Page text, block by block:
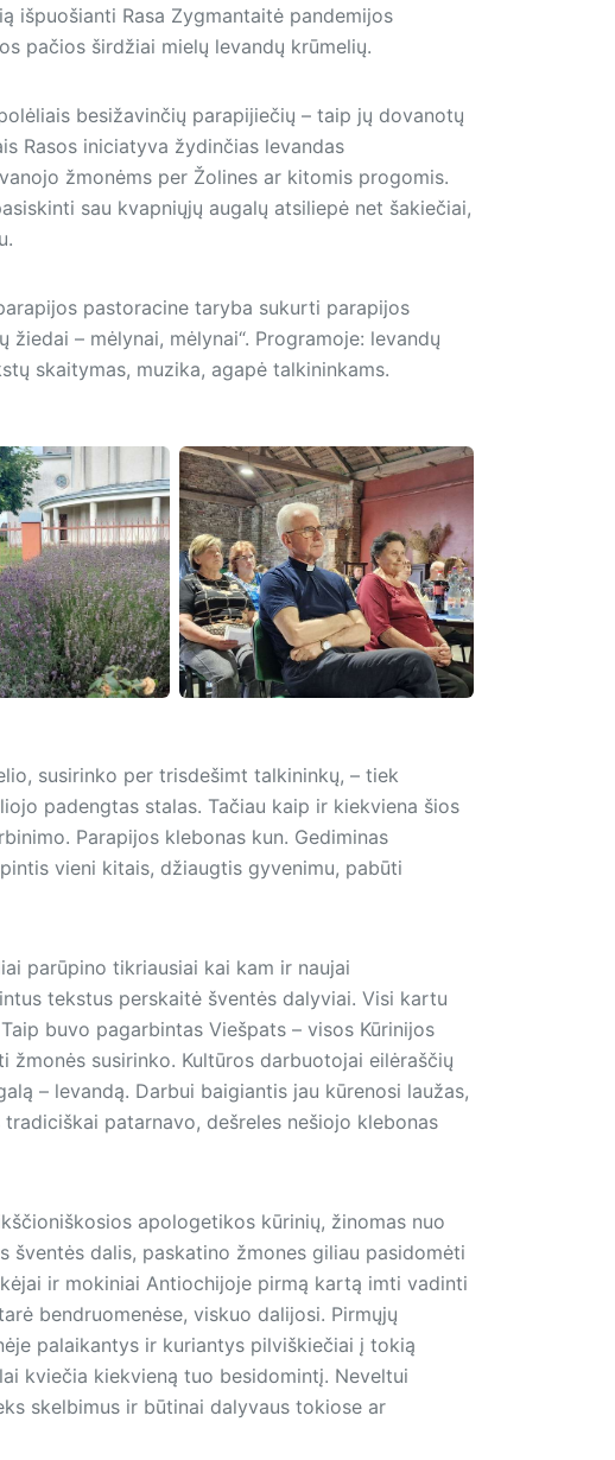
išpuošianti Rasa Zygmantaitė pandemijos
pačios širdžiai mielų levandų krūmelių.
besižavinčių parapijiečių – taip jų dovanotų
Rasos iniciatyva žydinčias levandas
žmonėms per Žolines ar kitomis progomis.
sau kvapniųjų augalų atsiliepė net šakiečiai,
pastoracine taryba sukurti parapijos
– mėlynai, mėlynai“. Programoje: levandų
skaitymas, muzika, agapė talkininkams.
susirinko per trisdešimt talkininkų, – tiek
padengtas stalas. Tačiau kaip ir kiekviena šios
Parapijos klebonas kun. Gediminas
vieni kitais, džiaugtis gyvenimu, pabūti
parūpino tikriausiai kai kam ir naujai
tekstus perskaitė šventės dalyviai. Visi kartu
buvo pagarbintas Viešpats – visos Kūrinijos
žmonės susirinko. Kultūros darbuotojai eilėraščių
– levandą. Darbui baigiantis jau kūrenosi laužas,
patarnavo, dešreles nešiojo klebonas
apologetikos kūrinių, žinomas nuo
šventės dalis, paskatino žmones giliau pasidomėti
ir mokiniai Antiochijoje pirmą kartą imti vadinti
bendruomenėse, viskuo dalijosi. Pirmųjų
palaikantys ir kuriantys pilviškiečiai į tokią
kviečia kiekvieną tuo besidomintį. Neveltui
skelbimus ir būtinai dalyvaus tokiose ar